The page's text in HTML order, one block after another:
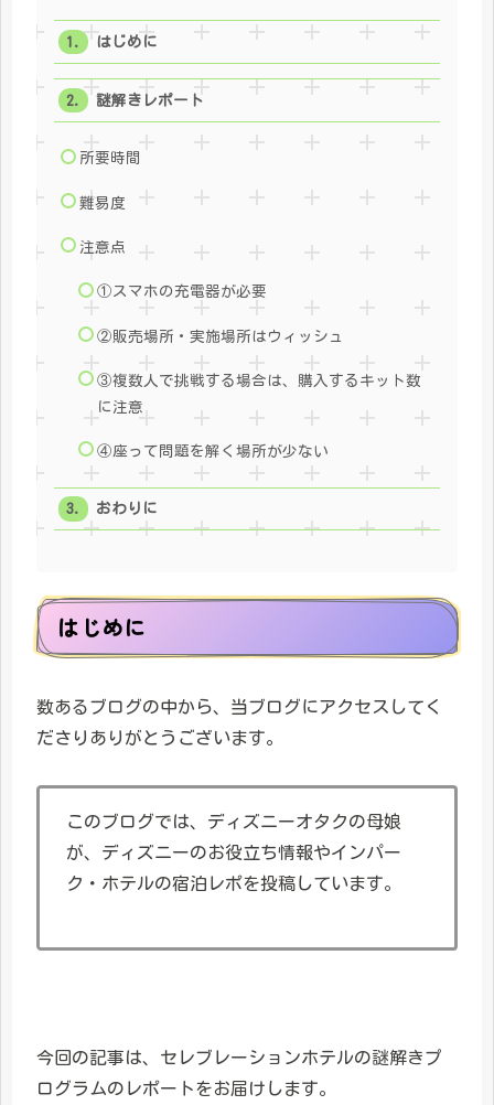
はじめに
謎解きレポート
所要時間
難易度
注意点
①スマホの充電器が必要
②販売場所・実施場所はウィッシュ
③複数人で挑戦する場合は、購入するキット数
に注意
④座って問題を解く場所が少ない
おわりに
はじめに
数あるブログの中から、当ブログにアクセスしてく
ださりありがとうございます。
このブログでは、ディズニーオタクの母娘
が、ディズニーのお役立ち情報やインパー
ク・ホテルの宿泊レポを投稿しています。
今回の記事は、セレブレーションホテルの謎解きプ
ログラムのレポートをお届けします。